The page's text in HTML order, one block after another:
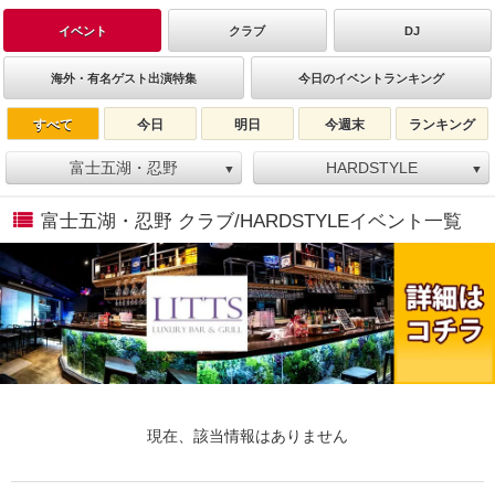
イベント クラブ DJ
海外・有名ゲスト出演特集 今日のイベントランキング
すべて 今日 明日 今週末 ランキング
富士五湖・忍野 ▼ HARDSTYLE ▼
富士五湖・忍野 クラブ/HARDSTYLEイベント一覧
現在、該当情報はありません